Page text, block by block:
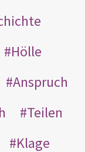
Hölle
Anspruch
Teilen
Klage